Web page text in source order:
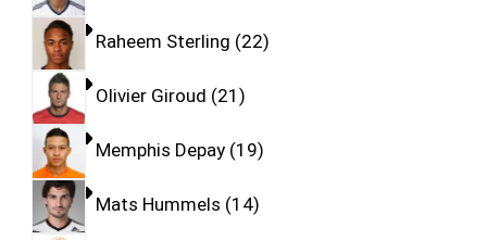
Raheem Sterling 22
Olivier Giroud 21
Memphis Depay 19
Mats Hummels 14